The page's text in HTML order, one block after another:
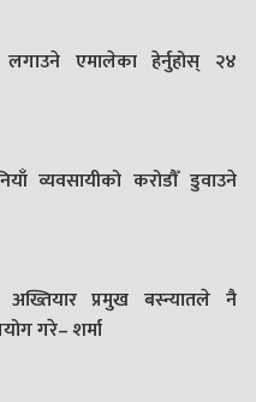
लगाउने एमालेका हेर्नुहोस् २४
व्यवसायीको करोडौँ डुवाउने
अख्तियार प्रमुख बस्न्यातले नै
गरे– शर्मा